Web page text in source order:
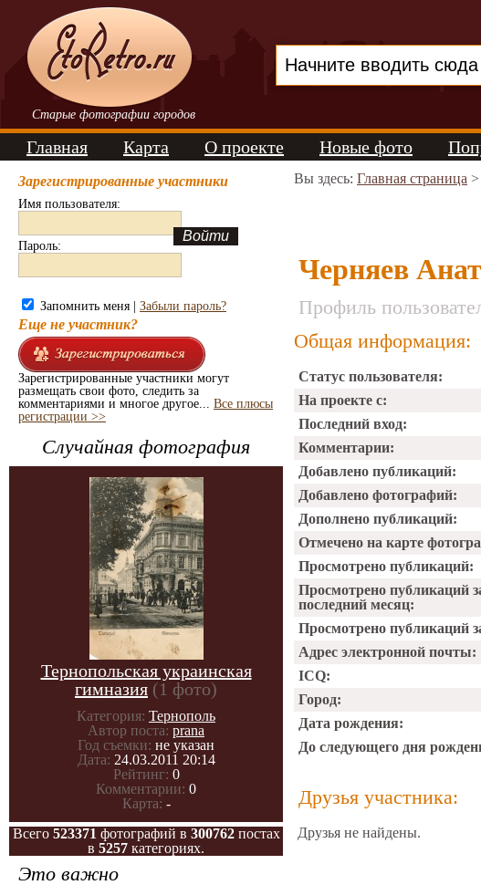
Старые фотографии городов
Главная Карта О проекте Новые фото
Зарегистрированные участники
Имя пользователя:
Пароль:
Запомнить меня | Забыли пароль?
Еще не участник?
Зарегистрированные участники могут
размещать свои фото, следить за
комментариями и многое другое... Все плюсы
регистрации >>
Случайная фотография
Тернопольская украинская
гимназия (1 фото)
Категория: Тернополь
Автор поста: prana
Год съемки: не указан
Дата: 24.03.2011 20:14
Рейтинг: 0
Комментарии: 0
Карта: -
Всего 523371 фотографий в 300762постах
в 5257 категориях.
Это важно
Вы здесь: Главная страница
Черняев
Профиль
Общая информация:
Статус пользователя:
На проекте с:
Последний вход:
Комментарии:
Добавлено публикаций:
Добавлено фотографий:
Дополнено публикаций:
Отмечено на карте
Просмотрено публикаций:
Просмотрено публикаций
последний месяц:
Просмотрено публикаций
Адрес электронной почты:
ICQ:
Город:
Дата рождения:
До следующего дня
Друзья участника:
Друзья не найдены.